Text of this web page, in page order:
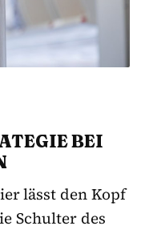
BEI
lässt den Kopf
Schulter des